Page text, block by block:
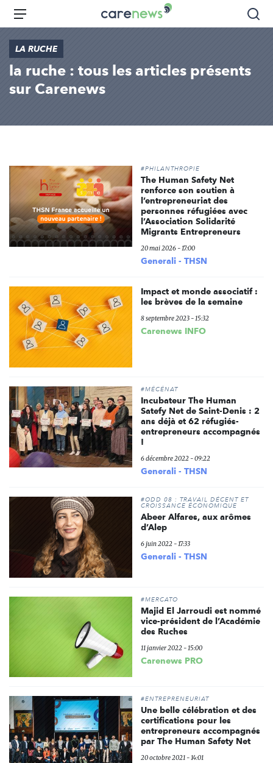
Aller
principal
Carenews,
Le
acteurs
l'engagement
Menu
LA RUCHE
la ruche : tous les articles présents
sur Carenews
#PHILANTHROPIE
The Human Safety Net
renforce son soutien à
l’entrepreneuriat des
personnes réfugiées avec
l’Association Solidarité
Migrants Entrepreneurs
20 mai 2026 - 17:00
Generali - THSN
Impact et monde associatif :
les brèves de la semaine
8 septembre 2023 - 15:32
Carenews INFO
#MÉCÉNAT
Incubateur The Human
Satefy Net de Saint-Denis : 2
ans déjà et 62 réfugiés-
entrepreneurs accompagnés
!
6 décembre 2022 - 09:22
Generali - THSN
#ODD 08 : TRAVAIL DÉCENT ET
CROISSANCE ÉCONOMIQUE
Abeer Alfares, aux arômes
d’Alep
6 juin 2022 - 17:33
Generali - THSN
#MERCATO
Majid El Jarroudi est nommé
vice-président de l’Académie
des Ruches
11 janvier 2022 - 15:00
Carenews PRO
#ENTREPRENEURIAT
Une belle célébration et des
certifications pour les
entrepreneurs accompagnés
par The Human Safety Net
20 octobre 2021 - 14:01